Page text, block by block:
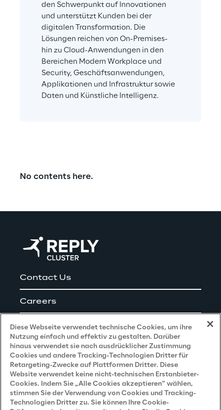
den Schwerpunkt auf Innovationen
und unterstützt Kunden bei der
digitalen Transformation. Die
Lösungen reichen von On-Premises-
hin zu Cloud-Anwendungen in den
Bereichen Modern Workplace und
Security, Geschäftsanwendungen,
Applikationen und Infrastruktur sowie
Daten und Künstliche Intelligenz.
No contents here.
Contact Us
Careers
Impressum
Privacy and Legal
Datenschutz- und Cookie Richtlinie
Datenschutzhinweis(Bewerber)
Diese Webseite verwendet technische Cookies, um ihre
Nutzung einfach und effektiv zu gestalten. Darüber
hinaus verwendet sie nach ausdrücklicher Zustimmung
Cookies und andere Tracking-Technologien Dritter für
Retargeting-Zwecke auf Plattformen Dritter. Diese
Website verwendet keine nicht-technischen Erstanbieter-
Cookies. Indem Sie „Alle Cookies akzeptieren“ wählen,
stimmen Sie der Verwendung von Cookies und Tracking-
Technologien Dritter zu. Sie können Ihre Cookie-